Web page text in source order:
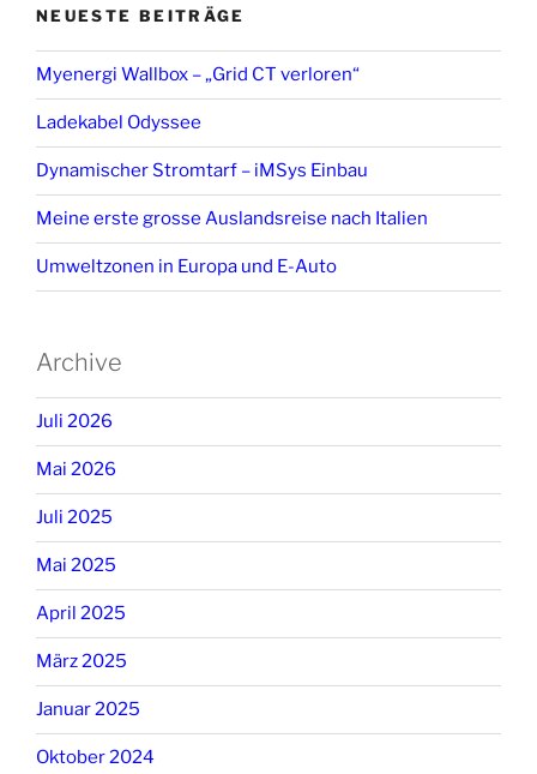
NEUESTE BEITRÄGE
Myenergi Wallbox – „Grid CT verloren“
Ladekabel Odyssee
Dynamischer Stromtarf – iMSys Einbau
Meine erste grosse Auslandsreise nach Italien
Umweltzonen in Europa und E-Auto
Archive
Juli 2026
Mai 2026
Juli 2025
Mai 2025
April 2025
März 2025
Januar 2025
Oktober 2024